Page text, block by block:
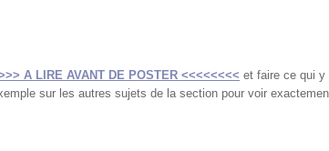
A LIRE AVANT DE POSTER <<<<<<<< et faire ce qui y
sur les autres sujets de la section pour voir